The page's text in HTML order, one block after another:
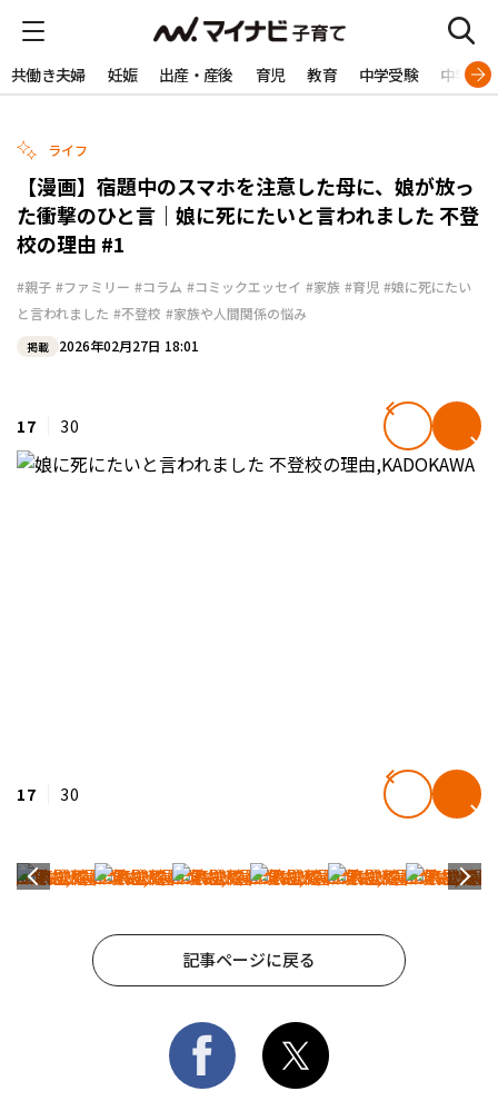
共働き夫婦 妊娠 出産・産後 育児 教育 中学受験 中学生
ライフ
【漫画】宿題中のスマホを注意した母に、娘が放っ
た衝撃のひと言｜娘に死にたいと言われました 不登
校の理由 #1
#親子 #ファミリー #コラム #コミックエッセイ #家族 #育児 #娘に死にたい
と言われました #不登校 #家族や人間関係の悩み
掲載 2026年02月27日 18:01
17 30
17 30
記事ページに戻る